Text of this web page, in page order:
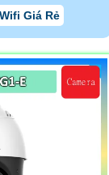
Giá Rẻ